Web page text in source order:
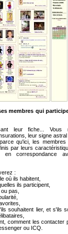
membres qui
leur fiche... Vous
leur signe astral
qu'ici, les membres
par leurs
en correspondance
:
où ils habitent,
ils participent,
pas,
souhaitent lier, et s'ils
comment les contacter
ou ICQ.